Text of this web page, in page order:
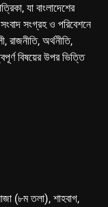
যা বাংলাদেশের
সংগ্রহ ও পরিবেশনে
রাজনীতি, অর্থনীতি,
বিষয়ের উপর ভিত্তি
(৮ম তলা), শাহবাগ,